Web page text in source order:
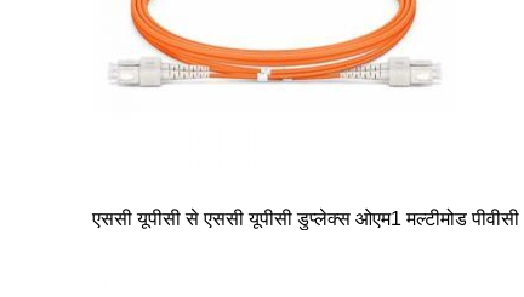
एससी यूपीसी से एससी यूपीसी डुप्लेक्स ओएम1 मल्टीमोड पीवीसी